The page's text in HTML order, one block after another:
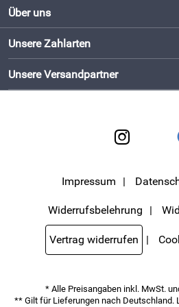
Bewährte Qualität
Bestellen und direkt beim
Kontakt
Newsletter
Lieferbedingungen
Kundenlogin
Über uns
Unsere Bestseller
Neu
Unsere Zahlarten
Unsere Versandpartner
Impressum
Widerrufsbelehrung
Vertrag widerrufen
* Alle Preisangaben inkl. MwSt.
** Gilt für Lieferungen nach Deutschland.